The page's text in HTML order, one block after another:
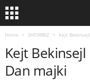
Home SHOWBIZ Kejt
Kejt
Dan majki